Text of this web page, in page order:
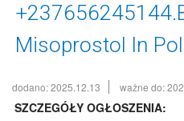
Misoprostol In
dodano: 2025.12.13 ważne do:
SZCZEGÓŁY OGŁOSZENIA: